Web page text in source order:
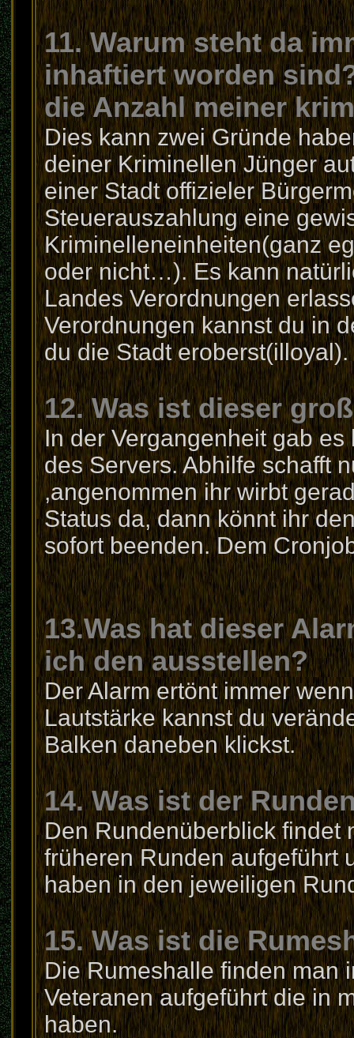
11. Warum steht da
inhaftiert worden
die Anzahl meiner
Dies kann zwei Gründe
deiner Kriminellen Jünger
einer Stadt offizieler
Steuerauszahlung eine
Kriminelleneinheiten(ganz
oder nicht…). Es kann
Landes Verordnungen
Verordnungen kannst du in
du die Stadt
12. Was ist dieser
In der Vergangenheit gab
des Servers. Abhilfe schafft
,angenommen ihr wirbt
Status da, dann könnt ihr
sofort beenden. Dem
13.Was hat dieser
ich den ausstellen?
Der Alarm ertönt immer
Lautstärke kannst du
Balken daneben klickst.
14. Was ist der
Den Rundenüberblick findet
früheren Runden aufgeführt
haben in den jeweiligen
15. Was ist die
Die Rumeshalle finden man
Veteranen aufgeführt die in
haben.